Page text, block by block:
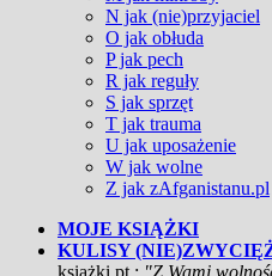
N jak (nie)przyjaciel
O jak obłuda
P jak pech
R jak reguły
S jak sprzęt
T jak trauma
U jak uposażenie
W jak wolne
Z jak zAfganistanu.pl
MOJE KSIĄŻKI
KULISY
książki pt.: "Z Wami